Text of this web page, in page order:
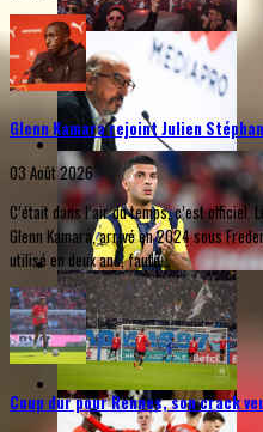
Glenn Kamara rejoint Julien
03 Août 2026
C’était dans l’air du temps, c’est
Glenn Kamara, arrivé en 2024 sous
utilisé en deux ans, faute...
Coup dur pour Rennes, son crack